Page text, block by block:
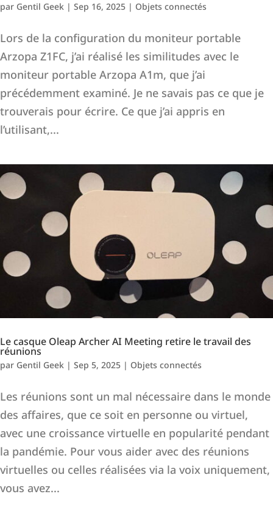
par Gentil Geek | Sep 16, 2025 | Objets connectés
Lors de la configuration du moniteur portable
Arzopa Z1FC, j’ai réalisé les similitudes avec le
moniteur portable Arzopa A1m, que j’ai
précédemment examiné. Je ne savais pas ce que je
trouverais pour écrire. Ce que j’ai appris en
l’utilisant,...
Le casque Oleap Archer AI Meeting retire le travail des
réunions
par Gentil Geek | Sep 5, 2025 | Objets connectés
Les réunions sont un mal nécessaire dans le monde
des affaires, que ce soit en personne ou virtuel,
avec une croissance virtuelle en popularité pendant
la pandémie. Pour vous aider avec des réunions
virtuelles ou celles réalisées via la voix uniquement,
vous avez...